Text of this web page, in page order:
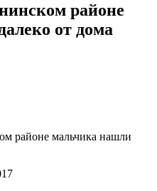
районе
от дома
районе мальчика нашли